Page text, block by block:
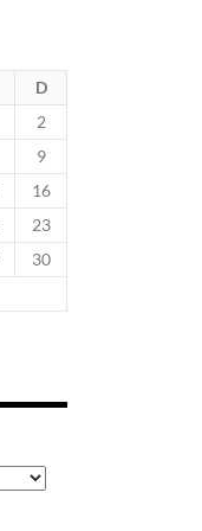
D
2
9
16
23
30